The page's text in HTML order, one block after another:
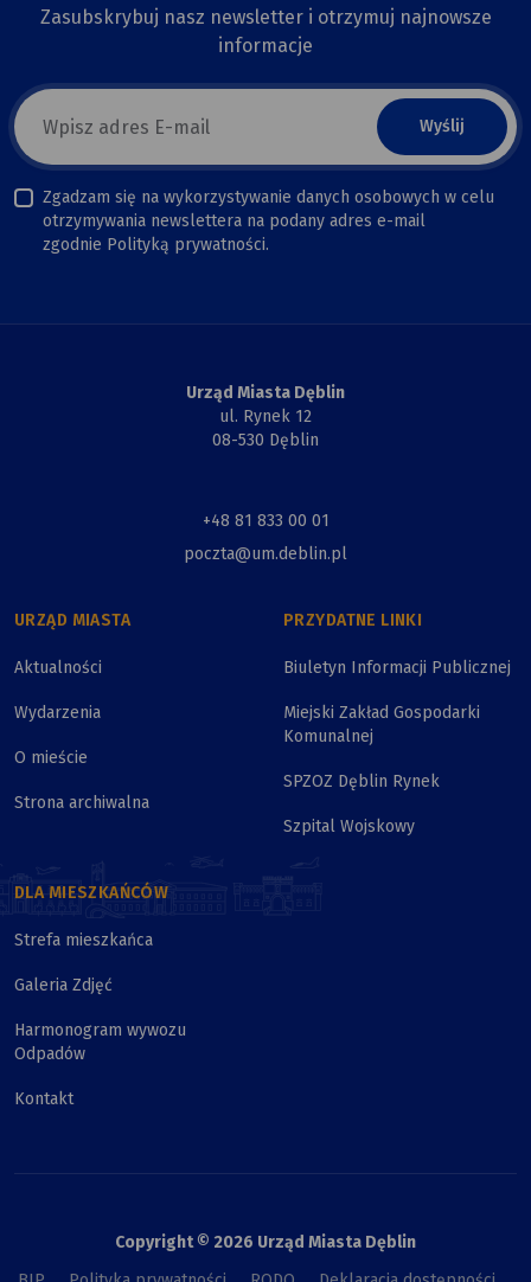
Zasubskrybuj nasz newsletter i otrzymuj najnowsze
informacje
E-
mail
newsletter
Zgadzam się na wykorzystywanie danych osobowych w celu
otrzymywania newslettera na podany adres e-mail
zgodnie Polityką prywatności.
Urząd Miasta Dęblin
ul. Rynek 12
08-530 Dęblin
+48 81 833 00 01
poczta@um.deblin.pl
URZĄD MIASTA
Aktualności
Wydarzenia
O mieście
Strona archiwalna
PRZYDATNE LINKI
Biuletyn Informacji Publicznej
Miejski Zakład Gospodarki
Komunalnej
SPZOZ Dęblin Rynek
Szpital Wojskowy
DLA MIESZKAŃCÓW
Strefa mieszkańca
Galeria Zdjęć
Harmonogram wywozu
Odpadów
Kontakt
Copyright © 2026 Urząd Miasta Dęblin